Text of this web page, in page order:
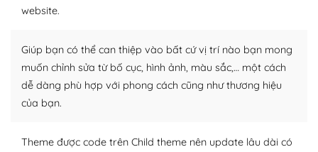
Plugin mở rộng là thành phần cài đặt thêm vào
nhiều plugin trả phí hoặc miễn phí.
Nhờ lượng người dùng đông đảo, thư viện themes và
plugin của WordPress rất phong phú. Bạn có thể thỏa
website.
Giúp bạn có thể can thiệp vào bất cứ vị trí nào bạn mong
muốn chỉnh sửa từ bố cục, hình ảnh, màu sắc,… một cách
dễ dàng phù hợp với phong cách cũng như thương hiệu
của bạn.
Theme được code trên Child theme nên update lâu dài có